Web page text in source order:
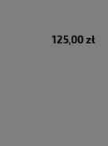
125,00 zł